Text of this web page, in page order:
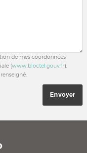
de mes coordonnées
(www.bloctel.gouv.fr),